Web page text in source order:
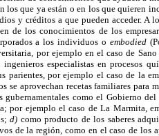
los que ya están o en los que quieren
y créditos a que pueden acceder. A
de los conocimientos de los
a los individuos o embodied
por ejemplo en el caso de
especialistas en procesos
parientes, por ejemplo el caso de la
se aprovechan recetas familiares para
gubernamentales como el Gobierno
por ejemplo el caso de La Marmita,
d) como producto de los saberes
de la región, como en el caso de